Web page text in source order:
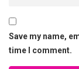
Save my name,
time I comment.